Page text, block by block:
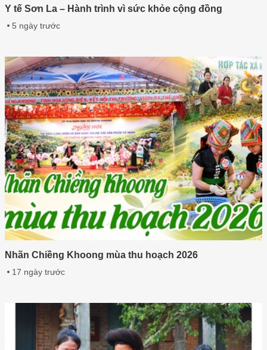
Y tế Sơn La – Hành trình vì sức khỏe cộng đồng
5 ngày trước
Nhãn Chiềng Khoong mùa thu hoạch 2026
17 ngày trước